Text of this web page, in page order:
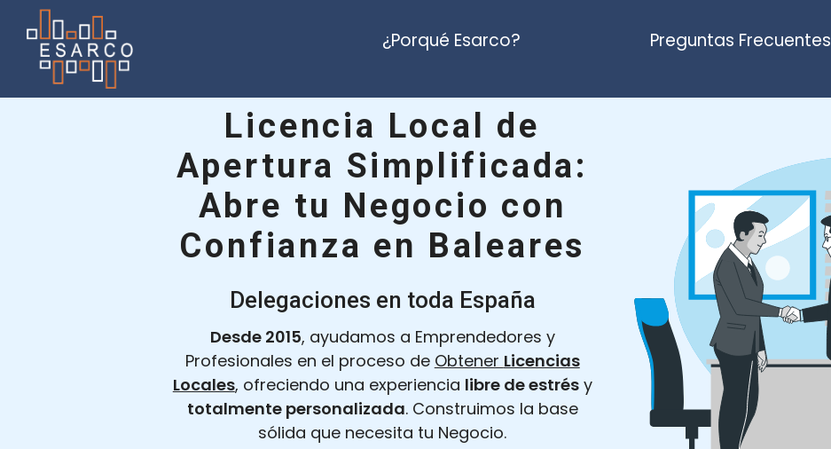
Saltar
contenido
¿Porqué Esarco? Preguntas Frecuentes
Licencia Local
de
Apertura Simplificada:
Abre tu Negocio con
Confianza en Baleares
Delegaciones en toda España
Desde 2015, ayudamos a Emprendedores y
Profesionales en el proceso de Obtener Licencias
Locales, ofreciendo una experiencia libre de estrésy
totalmente personalizada. Construimos la base
sólida que necesita tu Negocio.